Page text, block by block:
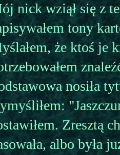
nick wziął się z
tony
że ktoś je
nosiła
Zresztą
albo była